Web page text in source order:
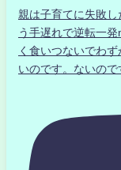
親は子育てに失敗
う手遅れで逆転一
く食いつないでわ
いのです。ないので